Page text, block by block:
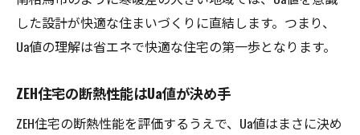
した設計が快適な住まいづくりに直結します。つまり、
Ua値の理解は省エネで快適な住宅の第一歩となります。
ZEH住宅の断熱性能はUa値が決め手
ZEH住宅の断熱性能を評価するうえで、Ua値はまさに決め